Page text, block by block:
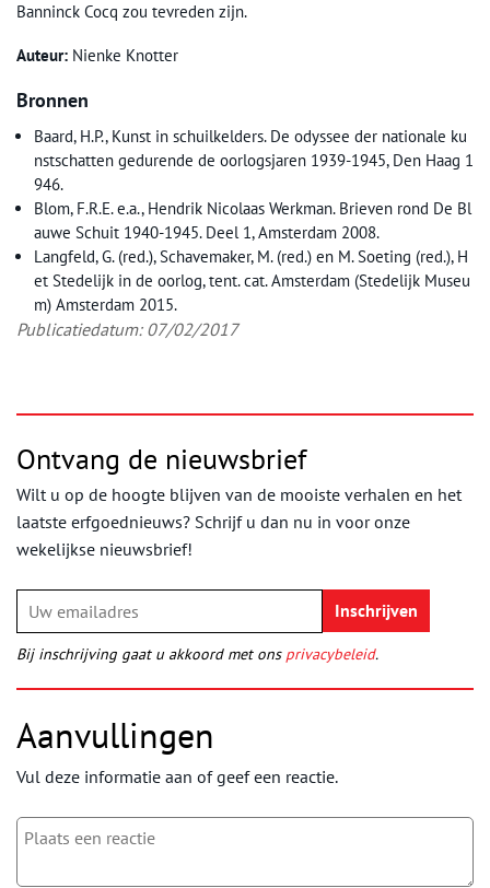
Banninck Cocq zou tevreden zijn.
Auteur: Nienke Knotter
Bronnen
Baard, H.P., Kunst in schuilkelders. De odyssee der nationale ku
nstschatten gedurende de oorlogsjaren 1939-1945, Den Haag 1
946.
Blom, F.R.E. e.a., Hendrik Nicolaas Werkman. Brieven rond De Bl
auwe Schuit 1940-1945. Deel 1, Amsterdam 2008.
Langfeld, G. (red.), Schavemaker, M. (red.) en M. Soeting (red.), H
et Stedelijk in de oorlog, tent. cat. Amsterdam (Stedelijk Museu
m) Amsterdam 2015.
Publicatiedatum: 07/02/2017
Ontvang de nieuwsbrief
Wilt u op de hoogte blijven van de mooiste verhalen en het
laatste erfgoednieuws? Schrijf u dan nu in voor onze
wekelijkse nieuwsbrief!
Bij inschrijving gaat u akkoord met ons privacybeleid.
Aanvullingen
Vul deze informatie aan of geef een reactie.